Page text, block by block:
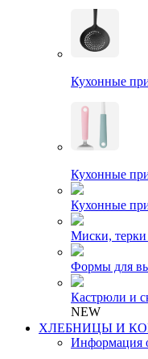
Кухонные
Кухонные
Кухонные
Миски,
Формы для
Кастрюли и
NEW
ХЛЕБНИЦЫ И
Информация